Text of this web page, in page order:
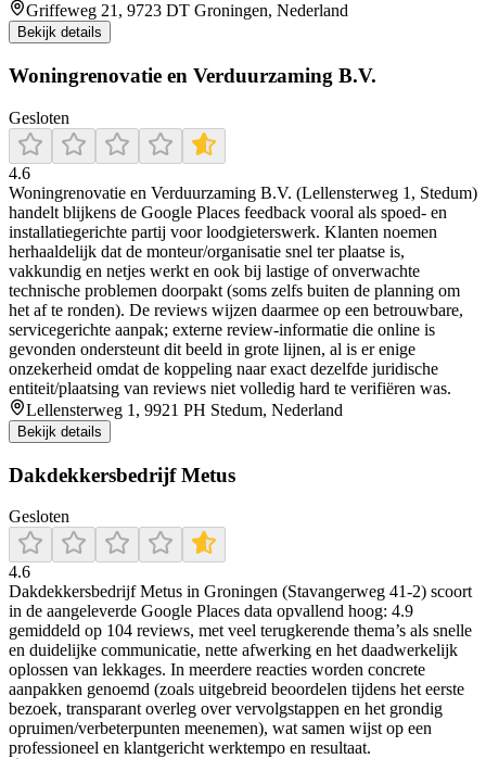
Griffeweg 21, 9723 DT Groningen, Nederland
Bekijk details
Woningrenovatie en Verduurzaming B.V.
Gesloten
4.6
Woningrenovatie en Verduurzaming B.V. (Lellensterweg 1, Stedum)
handelt blijkens de Google Places feedback vooral als spoed- en
installatiegerichte partij voor loodgieterswerk. Klanten noemen
herhaaldelijk dat de monteur/organisatie snel ter plaatse is,
vakkundig en netjes werkt en ook bij lastige of onverwachte
technische problemen doorpakt (soms zelfs buiten de planning om
het af te ronden). De reviews wijzen daarmee op een betrouwbare,
servicegerichte aanpak; externe review-informatie die online is
gevonden ondersteunt dit beeld in grote lijnen, al is er enige
onzekerheid omdat de koppeling naar exact dezelfde juridische
entiteit/plaatsing van reviews niet volledig hard te verifiëren was.
Lellensterweg 1, 9921 PH Stedum, Nederland
Bekijk details
Dakdekkersbedrijf Metus
Gesloten
4.6
Dakdekkersbedrijf Metus in Groningen (Stavangerweg 41-2) scoort
in de aangeleverde Google Places data opvallend hoog: 4.9
gemiddeld op 104 reviews, met veel terugkerende thema’s als snelle
en duidelijke communicatie, nette afwerking en het daadwerkelijk
oplossen van lekkages. In meerdere reacties worden concrete
aanpakken genoemd (zoals uitgebreid beoordelen tijdens het eerste
bezoek, transparant overleg over vervolgstappen en het grondig
opruimen/verbeterpunten meenemen), wat samen wijst op een
professioneel en klantgericht werktempo en resultaat.